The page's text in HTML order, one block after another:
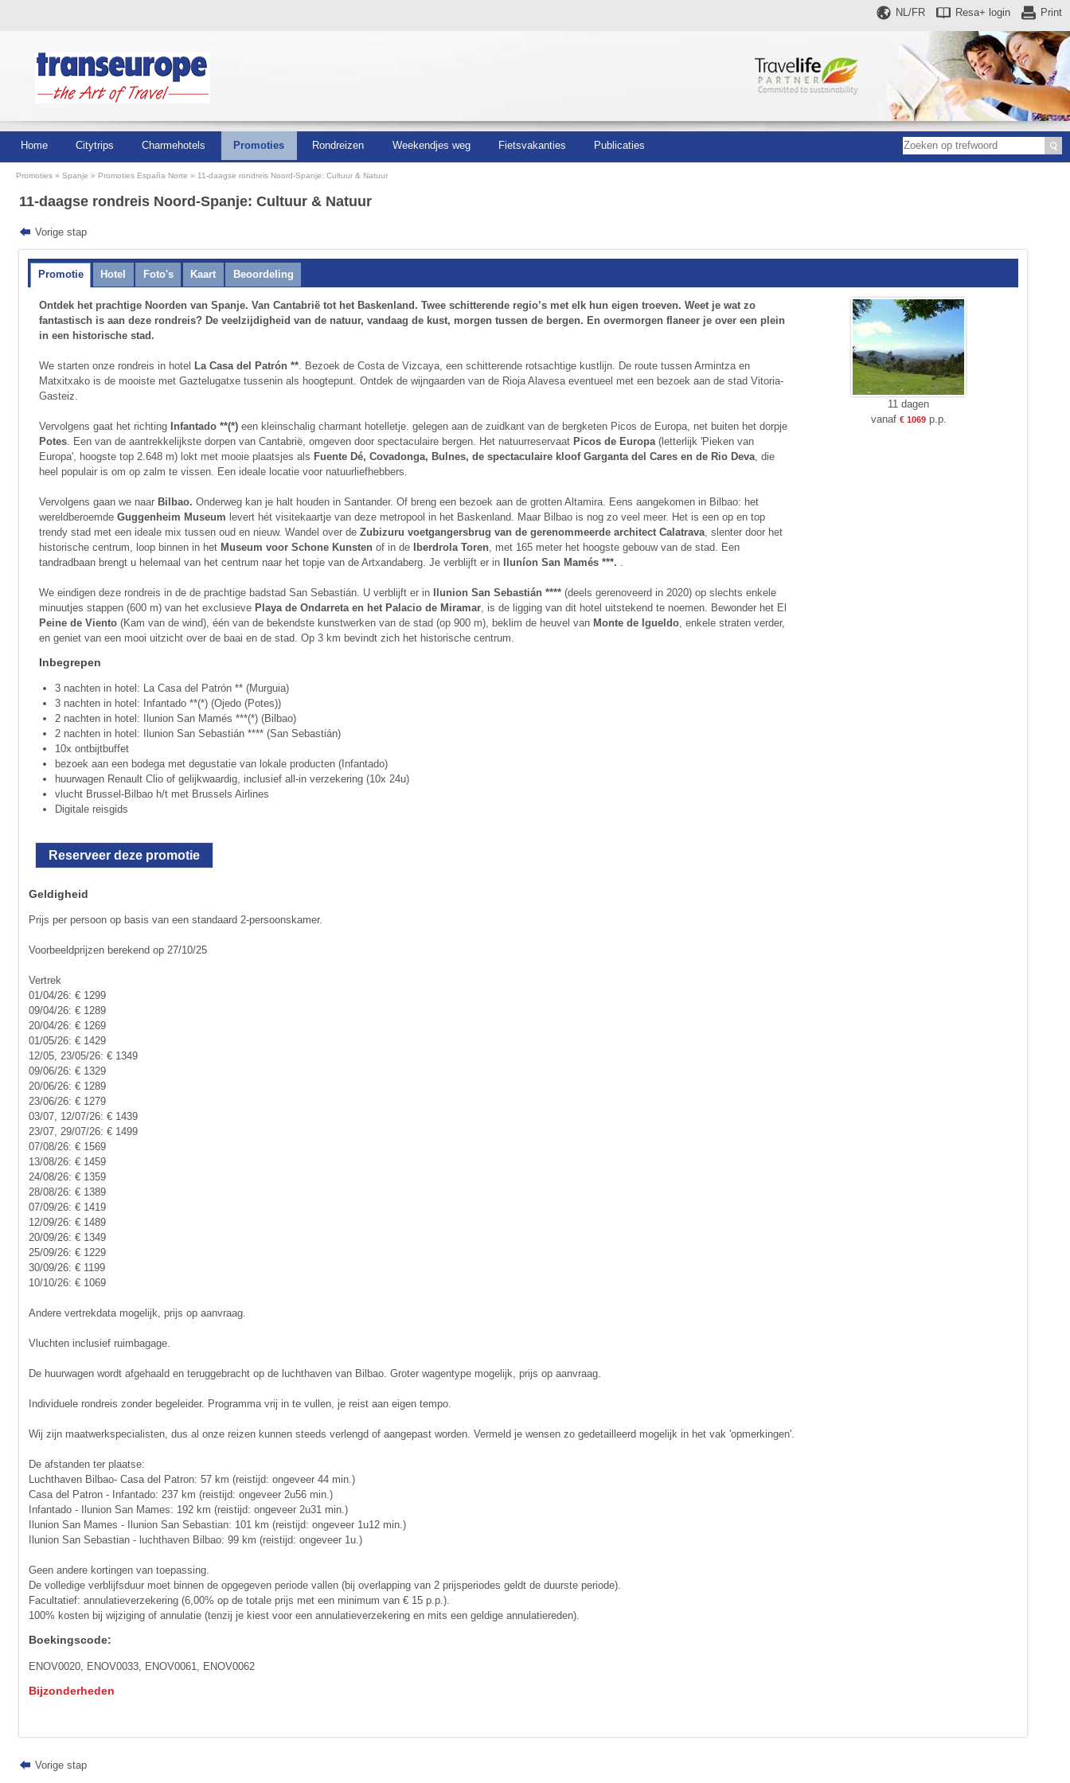
Print
Resa+ login
NL/FR
Home Citytrips Charmehotels Promoties Rondreizen Weekendjes weg Fietsvakanties Publicaties
Promoties Spanje Promoties España Norte 11-daagse rondreis Noord-Spanje: Cultuur & Natuur
11-daagse rondreis Noord-Spanje: Cultuur & Natuur
Vorige stap
Promotie Hotel Foto's Kaart Beoordeling
Ontdek het prachtige Noorden van Spanje. Van Cantabrië tot het Baskenland. Twee schitterende regio’s met elk hun eigen troeven. Weet je wat zo
fantastisch is aan deze rondreis? De veelzijdigheid van de natuur, vandaag de kust, morgen tussen de bergen. En overmorgen flaneer je over een plein
in een historische stad.
We starten onze rondreis in hotel La Casa del Patrón ** . Bezoek de Costa de Vizcaya, een schitterende rotsachtige kustlijn. De route tussen Armintza en
Matxitxako is de mooiste met Gaztelugatxe tussenin als hoogtepunt. Ontdek de wijngaarden van de Rioja Alavesa eventueel met een bezoek aan de stad Vitoria-
Gasteiz.
Vervolgens gaat het richting Infantado **(*)een kleinschalig charmant hotelletje. gelegen aan de zuidkant van de bergketen Picos de Europa, net buiten het dorpje
Potes . Een van de aantrekkelijkste dorpen van Cantabrië, omgeven door spectaculaire bergen. Het natuurreservaat Picos de Europa (letterlijk 'Pieken van
Europa', hoogste top 2.648 m) lokt met mooie plaatsjes als Fuente Dé, Covadonga, Bulnes, de spectaculaire kloof Garganta del Cares en de Rio Deva , die
heel populair is om op zalm te vissen. Een ideale locatie voor natuurliefhebbers.
Vervolgens gaan we naar Bilbao.Onderweg kan je halt houden in Santander. Of breng een bezoek aan de grotten Altamira. Eens aangekomen in Bilbao: het
wereldberoemdeGuggenheim Museum levert hét visitekaartje van deze metropool in het Baskenland. Maar Bilbao is nog zo veel meer. Het is een op en top
trendy stad met een ideale mix tussen oud en nieuw. Wandel over deZubizuru voetgangersbrug van de gerenommeerde architect Calatrava , slenter door het
historische centrum, loop binnen in het Museum voor Schone Kunsten of in de Iberdrola Toren , met 165 meter het hoogste gebouw van de stad. Een
tandradbaan brengt u helemaal van het centrum naar het topje van de Artxandaberg. Je verblijft er in Iluníon San Mamés ***.
We eindigen deze rondreis in de de prachtige badstad San Sebastián. U verblijft er in Ilunion San Sebastián **** (deels gerenoveerd in 2020) op slechts enkele
minuutjes stappen (600 m) van het exclusieve Playa de Ondarreta en het Palacio de Miramar , is de ligging van dit hotel uitstekend te noemen. Bewonder het El
Peine de Viento (Kam van de wind), één van de bekendste kunstwerken van de stad (op 900 m), beklim de heuvel van Monte de Igueldo , enkele straten verder,
en geniet van een mooi uitzicht over de baai en de stad. Op 3 km bevindt zich het historische centrum.
Inbegrepen
3 nachten in hotel: La Casa del Patrón ** (Murguia)
3 nachten in hotel: Infantado **(*) (Ojedo (Potes))
2 nachten in hotel: Ilunion San Mamés ***(*) (Bilbao)
2 nachten in hotel: Ilunion San Sebastián **** (San Sebastián)
10x ontbijtbuffet
bezoek aan een bodega met degustatie van lokale producten (Infantado)
huurwagen Renault Clio of gelijkwaardig, inclusief all-in verzekering (10x 24u)
vlucht Brussel-Bilbao h/t met Brussels Airlines
Digitale reisgids
11 dagen
vanaf € 1069p.p.
Reserveer deze promotie
Geldigheid
Prijs per persoon op basis van een standaard 2-persoonskamer.
Voorbeeldprijzen berekend op 27/10/25
Vertrek
01/04/26: € 1299
09/04/26: € 1289
20/04/26: € 1269
01/05/26: € 1429
12/05, 23/05/26: € 1349
09/06/26: € 1329
20/06/26: € 1289
23/06/26: € 1279
03/07, 12/07/26: € 1439
23/07, 29/07/26: € 1499
07/08/26: € 1569
13/08/26: € 1459
24/08/26: € 1359
28/08/26: € 1389
07/09/26: € 1419
12/09/26: € 1489
20/09/26: € 1349
25/09/26: € 1229
30/09/26: € 1199
10/10/26: € 1069
Andere vertrekdata mogelijk, prijs op aanvraag.
Vluchten inclusief ruimbagage.
De huurwagen wordt afgehaald en teruggebracht op de luchthaven van Bilbao. Groter wagentype mogelijk, prijs op aanvraag.
Individuele rondreis zonder begeleider. Programma vrij in te vullen, je reist aan eigen tempo.
Wij zijn maatwerkspecialisten, dus al onze reizen kunnen steeds verlengd of aangepast worden. Vermeld je wensen zo gedetailleerd mogelijk in het vak 'opmerkingen'.
De afstanden ter plaatse:
Luchthaven Bilbao- Casa del Patron: 57 km (reistijd: ongeveer 44 min.)
Casa del Patron - Infantado: 237 km (reistijd: ongeveer 2u56 min.)
Infantado - Ilunion San Mames: 192 km (reistijd: ongeveer 2u31 min.)
Ilunion San Mames - Ilunion San Sebastian: 101 km (reistijd: ongeveer 1u12 min.)
Ilunion San Sebastian - luchthaven Bilbao: 99 km (reistijd: ongeveer 1u.)
Geen andere kortingen van toepassing.
De volledige verblijfsduur moet binnen de opgegeven periode vallen (bij overlapping van 2 prijsperiodes geldt de duurste periode).
Facultatief: annulatieverzekering (6,00% op de totale prijs met een minimum van € 15 p.p.).
100% kosten bij wijziging of annulatie (tenzij je kiest voor een annulatieverzekering en mits een geldige annulatiereden).
Boekingscode:
ENOV0020, ENOV0033, ENOV0061, ENOV0062
Bijzonderheden
Vorige stap